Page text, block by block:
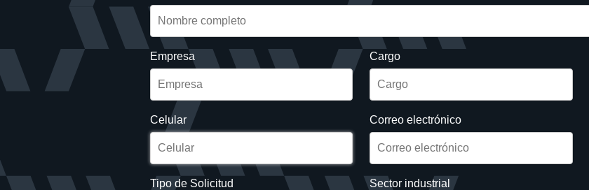
Empresa Cargo
Celular Correo electrónico
Tipo de Solicitud Sector industrial